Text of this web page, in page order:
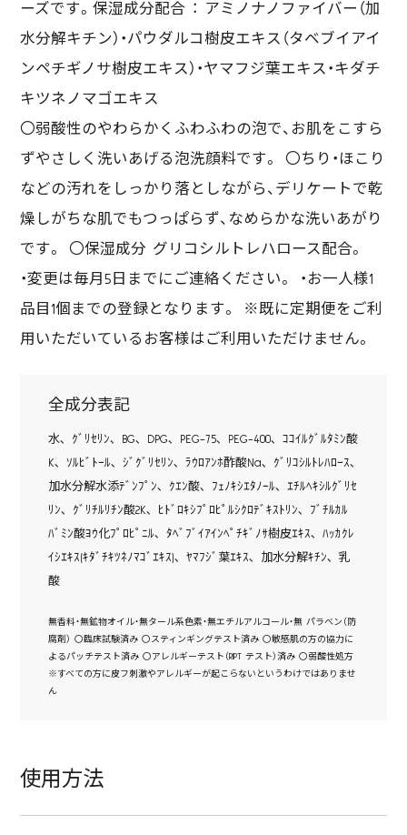
ーズです。保湿成分配合 ： アミノナノファイバー（加
水分解キチン）・パウダルコ樹皮エキス（タベブイアイ
ンペチギノサ樹皮エキス）・ヤマフジ葉エキス・キダチ
キツネノマゴエキス
〇弱酸性のやわらかくふわふわの泡で、お肌をこすら
ずやさしく洗いあげる泡洗顔料です。 〇ちり・ほこり
などの汚れをしっかり落としながら、デリケートで乾
燥しがちな肌でもつっぱらず、なめらかな洗いあがり
です。 〇保湿成分 グリコシルトレハロース配合。
・変更は毎月5日までにご連絡ください。 ・お一人様1
品目1個までの登録となります。 ※既に定期便をご利
用いただいているお客様はご利用いただけません。
全成分表記
水､ ｸﾞﾘｾﾘﾝ､ BG､ DPG､ PEG-75､ PEG-400､ ｺｺｲﾙｸﾞﾙﾀﾐﾝ酸
K､ ｿﾙﾋﾞﾄｰﾙ､ ｼﾞｸﾞﾘｾﾘﾝ､ ﾗｳﾛｱﾝﾎ酢酸Na､ ｸﾞﾘｺｼﾙﾄﾚﾊﾛｰｽ､
加水分解水添ﾃﾞﾝﾌﾟﾝ､ ｸｴﾝ酸､ ﾌｪﾉｷｼｴﾀﾉｰﾙ､ ｴﾁﾙﾍｷｼﾙｸﾞﾘｾ
ﾘﾝ､ ｸﾞﾘﾁﾙﾘﾁﾝ酸2K､ ﾋﾄﾞﾛｷｼﾌﾟﾛﾋﾟﾙｼｸﾛﾃﾞｷｽﾄﾘﾝ､ ﾌﾞﾁﾙｶﾙ
ﾊﾞﾐﾝ酸ﾖｳ化ﾌﾟﾛﾋﾟﾆﾙ､ ﾀﾍﾞﾌﾞｲｱｲﾝﾍﾟﾁｷﾞﾉｻ樹皮ｴｷｽ､ ﾊｯｶｸﾚ
ｲｼｴｷｽ(ｷﾀﾞﾁｷﾂﾈﾉﾏｺﾞｴｷｽ)､ ﾔﾏﾌｼﾞ葉ｴｷｽ､ 加水分解ｷﾁﾝ､ 乳
酸
無香料・無鉱物オイル・無タール系色素・無エチルアルコール・無 パラベン（防
腐剤） 〇臨床試験済み 〇スティンギングテスト済み 〇敏感肌の方の協力に
よるパッチテスト済み 〇アレルギーテスト（RIPT テスト）済み 〇弱酸性処方
※すべての方に皮フ刺激やアレルギーが起こらないというわけではありませ
ん
使用方法